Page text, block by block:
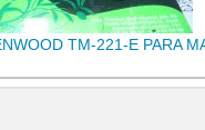
TM-221-E PARA